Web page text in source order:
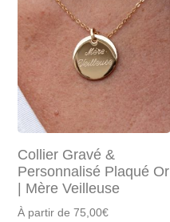
Collier Gravé &
Personnalisé Plaqué Or
| Mère Veilleuse
À partir de 75,00€